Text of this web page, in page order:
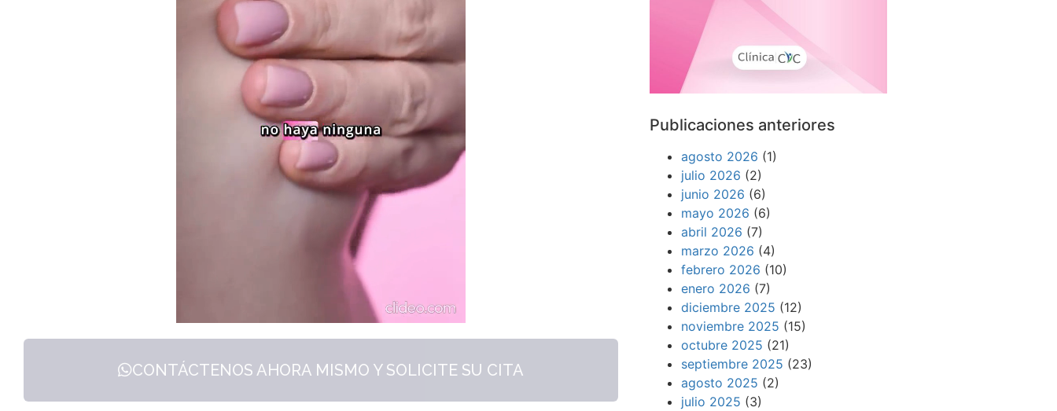
CONTÁCTENOS AHORA MISMO Y SOLICITE SU CITA
Publicaciones anteriores
agosto 2026 (1)
julio 2026 (2)
junio 2026 (6)
mayo 2026 (6)
abril 2026 (7)
marzo 2026 (4)
febrero 2026 (10)
enero 2026 (7)
diciembre 2025 (12)
noviembre 2025 (15)
octubre 2025 (21)
septiembre 2025 (23)
agosto 2025 (2)
julio 2025 (3)